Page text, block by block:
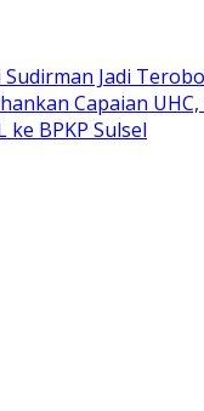
Jadi
Capaian
BPKP Sulsel